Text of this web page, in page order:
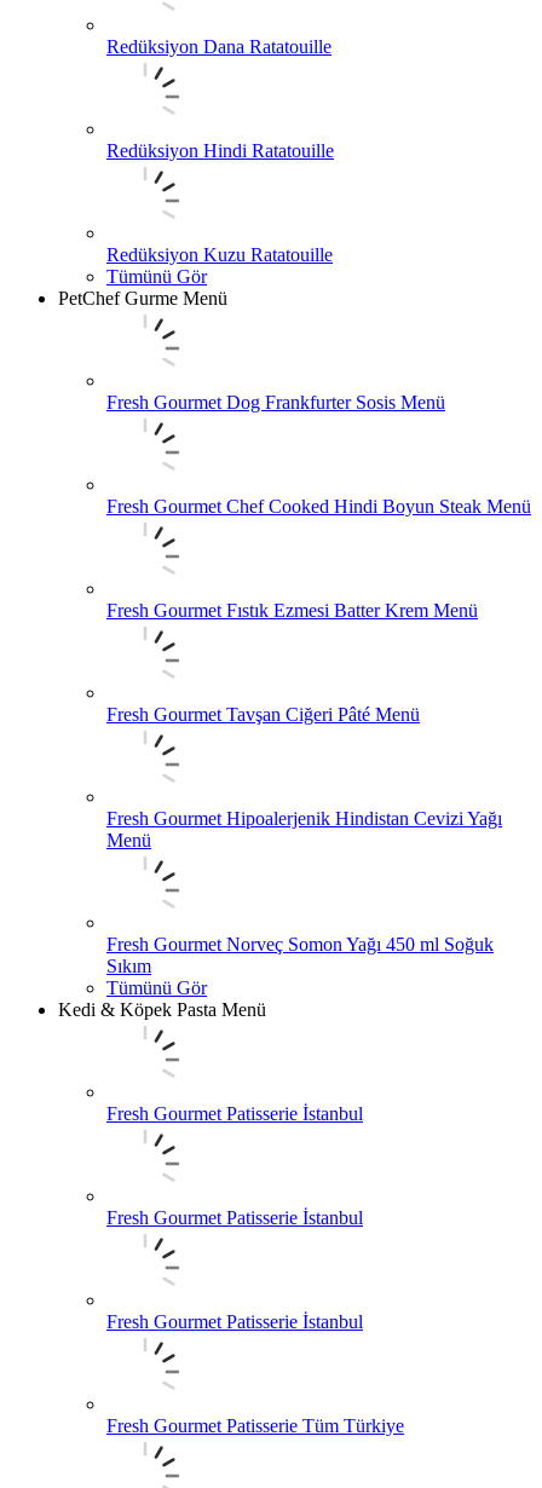
Redüksiyon Dana Ratatouille
Redüksiyon Hindi Ratatouille
Redüksiyon Kuzu Ratatouille
Tümünü Gör
PetChef Gurme Menü
Fresh Gourmet Dog Frankfurter Sosis Menü
Fresh Gourmet Chef Cooked Hindi Boyun Steak Menü
Fresh Gourmet Fıstık Ezmesi Batter Krem Menü
Fresh Gourmet Tavşan Ciğeri Pâté Menü
Fresh Gourmet Hipoalerjenik Hindistan Cevizi Yağı
Menü
Fresh Gourmet Norveç Somon Yağı 450 ml Soğuk
Sıkım
Tümünü Gör
Kedi & Köpek Pasta Menü
Fresh Gourmet Patisserie İstanbul
Fresh Gourmet Patisserie İstanbul
Fresh Gourmet Patisserie İstanbul
Fresh Gourmet Patisserie Tüm Türkiye